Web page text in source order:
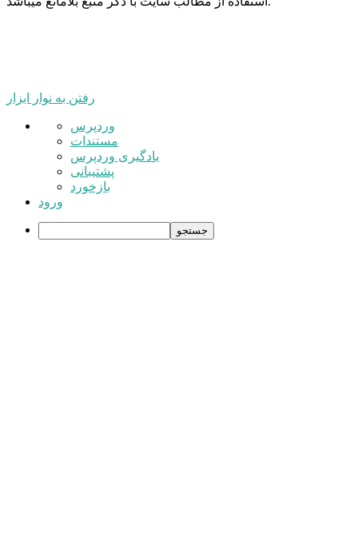
رفتن به نوار ابزار
درباره
وردپرس
وردپرس
مستندات
یادگیری وردپرس
پشتیبانی
بازخورد
ورود
جستجو